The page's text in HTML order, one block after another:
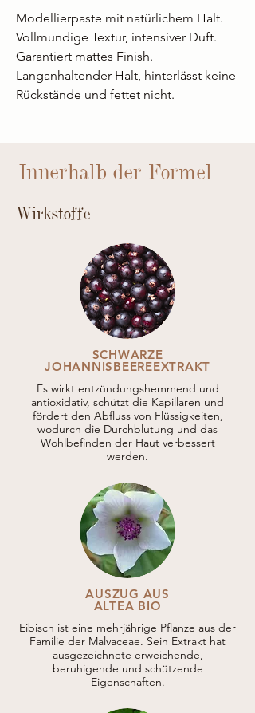
Modellierpaste mit natürlichem Halt.
Vollmundige Textur, intensiver Duft.
Garantiert mattes Finish.
Langanhaltender Halt, hinterlässt keine
Rückstände und fettet nicht.
Innerhalb der Formel
Wirkstoffe
SCHWARZE
JOHANNISBEEREEXTRAKT
Es wirkt entzündungshemmend und
antioxidativ, schützt die Kapillaren und
fördert den Abfluss von Flüssigkeiten,
wodurch die Durchblutung und das
Wohlbefinden der Haut verbessert
werden.
AUSZUG AUS
ALTEA BIO
Eibisch ist eine mehrjährige Pflanze aus der
Familie der Malvaceae. Sein Extrakt hat
ausgezeichnete erweichende,
beruhigende und schützende
Eigenschaften.